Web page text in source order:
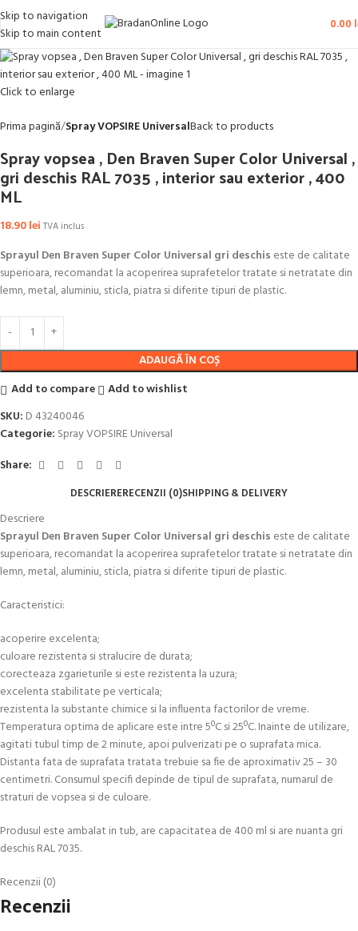
Skip to navigation
Skip to main content
0.00
Click to enlarge
Prima pagină Spray VOPSIRE UniversalBack to products
Spray vopsea , Den Braven Super Color Universal ,
gri deschis RAL 7035 , interior sau exterior , 400
ML
18.90lei TVA inclus
Sprayul Den Braven Super Color Universal gri deschis este de calitate
superioara, recomandat la acoperirea suprafetelor tratate si netratate din
lemn, metal, aluminiu, sticla, piatra si diferite tipuri de plastic.
ADAUGĂ ÎN COȘ
Add to compare
Add to wishlist
SKU: D 43240046
Categorie: Spray VOPSIRE Universal
Share:
DESCRIERERECENZII (0)SHIPPING & DELIVERY
Descriere
Sprayul Den Braven Super Color Universal gri deschis este de calitate
superioara, recomandat la acoperirea suprafetelor tratate si netratate din
lemn, metal, aluminiu, sticla, piatra si diferite tipuri de plastic.
Caracteristici:
acoperire excelenta;
culoare rezistenta si stralucire de durata;
corecteaza zgarieturile si este rezistenta la uzura;
excelenta stabilitate pe verticala;
rezistenta la substante chimice si la influenta factorilor de vreme.
Temperatura optima de aplicare este intre 5ºC si 25ºC. Inainte de utilizare,
agitati tubul timp de 2 minute, apoi pulverizati pe o suprafata mica.
Distanta fata de suprafata tratata trebuie sa fie de aproximativ 25 – 30
centimetri. Consumul specifi depinde de tipul de suprafata, numarul de
straturi de vopsea si de culoare.
Produsul este ambalat in tub, are capacitatea de 400 ml si are nuanta gri
deschis RAL 7035.
Recenzii (0)
Recenzii